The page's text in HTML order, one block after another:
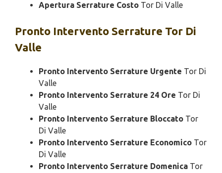
Apertura Serrature Costo Tor Di Valle
Pronto Intervento Serrature Tor Di
Valle
Pronto Intervento Serrature Urgente Tor Di
Valle
Pronto Intervento Serrature 24 Ore Tor Di
Valle
Pronto Intervento Serrature Bloccato Tor
Di Valle
Pronto Intervento Serrature Economico Tor
Di Valle
Pronto Intervento Serrature Domenica Tor